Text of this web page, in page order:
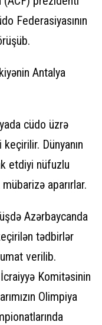
Federasiyasının
Antalya
cüdo üzrə
Dünyanın
etdiyi nüfuzlu
aparırlar.
Azərbaycanda
tədbirlər
verilib.
Komitəsinin
Olimpiya